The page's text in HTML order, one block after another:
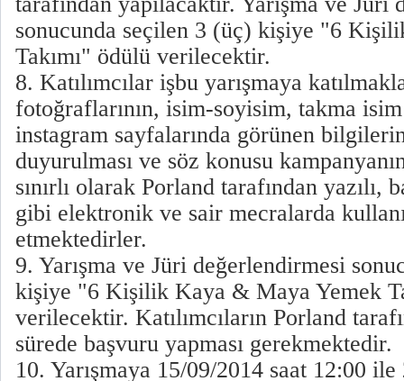
sonucunda seçilen 3 (üç) kişiye "6
Takımı" ödülü verilecektir.
8. Katılımcılar işbu yarışmaya
fotoğraflarının, isim-soyisim, takma
instagram sayfalarında görünen
duyurulması ve söz konusu
sınırlı olarak Porland tarafından yazılı,
gibi elektronik ve sair mecralarda
etmektedirler.
9. Yarışma ve Jüri değerlendirmesi
kişiye "6 Kişilik Kaya & Maya Yemek
verilecektir. Katılımcıların Porland
sürede başvuru yapması gerekmektedir.
10. Yarışmaya 15/09/2014 saat 12:00